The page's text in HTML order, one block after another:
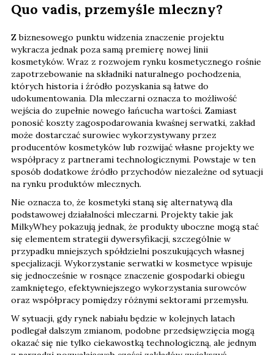
Quo vadis, przemyśle mleczny?
Z biznesowego punktu widzenia znaczenie projektu
wykracza jednak poza samą premierę nowej linii
kosmetyków. Wraz z rozwojem rynku kosmetycznego rośnie
zapotrzebowanie na składniki naturalnego pochodzenia,
których historia i źródło pozyskania są łatwe do
udokumentowania. Dla mleczarni oznacza to możliwość
wejścia do zupełnie nowego łańcucha wartości. Zamiast
ponosić koszty zagospodarowania kwaśnej serwatki, zakład
może dostarczać surowiec wykorzystywany przez
producentów kosmetyków lub rozwijać własne projekty we
współpracy z partnerami technologicznymi. Powstaje w ten
sposób dodatkowe źródło przychodów niezależne od sytuacji
na rynku produktów mlecznych.
Nie oznacza to, że kosmetyki staną się alternatywą dla
podstawowej działalności mleczarni. Projekty takie jak
MilkyWhey pokazują jednak, że produkty uboczne mogą stać
się elementem strategii dywersyfikacji, szczególnie w
przypadku mniejszych spółdzielni poszukujących własnej
specjalizacji. Wykorzystanie serwatki w kosmetyce wpisuje
się jednocześnie w rosnące znaczenie gospodarki obiegu
zamkniętego, efektywniejszego wykorzystania surowców
oraz współpracy pomiędzy różnymi sektorami przemysłu.
W sytuacji, gdy rynek nabiału będzie w kolejnych latach
podlegał dalszym zmianom, podobne przedsięwzięcia mogą
okazać się nie tylko ciekawostką technologiczną, ale jednym